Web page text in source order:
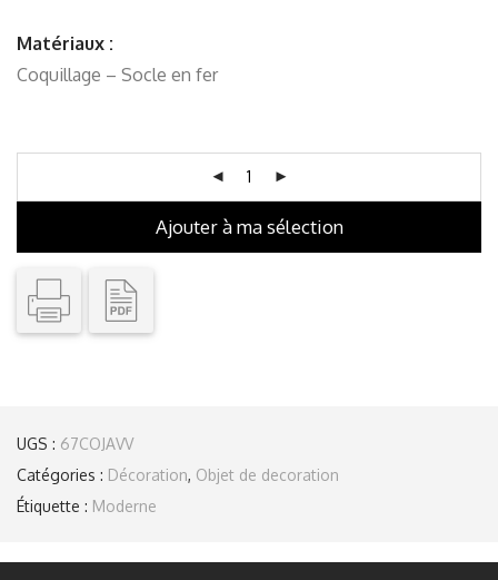
Matériaux :
Coquillage – Socle en fer
Ajouter à ma sélection
UGS : 67COJAVV
Catégories : Décoration, Objet de decoration
Étiquette : Moderne